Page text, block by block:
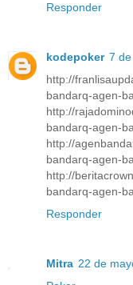
Responder
kodepoker 7
http://
bandarq-agen-
http://
bandarq-agen-
http://
bandarq-agen-
http://
bandarq-agen-
Responder
Mitra 22 de